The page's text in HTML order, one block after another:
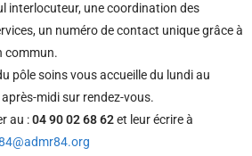
interlocuteur, une coordination des
un numéro de contact unique grâce à
commun.
pôle soins vous accueille du lundi au
midi sur rendez-vous.
au :04 90 02 68 62et leur écrire à